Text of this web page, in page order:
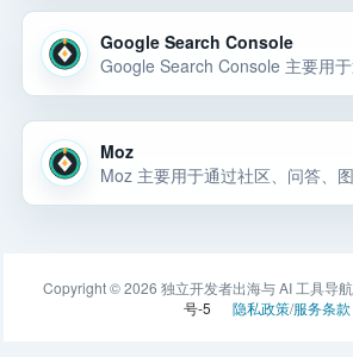
Google Search Console
Moz
Copyright © 2026 独立开发者出海与 AI 工具导航
号-5
隐私政策/服务条款